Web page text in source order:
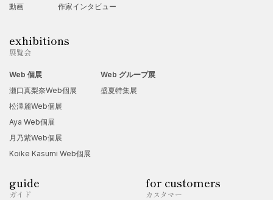
動画 作家インタビュー
exhibitions
展覧会
Web 個展
瀬口真梨奈Web個展
松澤麗Web個展
Aya Web個展
月乃紫Web個展
Koike Kasumi Web個展
Web グループ展
盛夏特集展
guide
ガイド
for customers
カスタマー